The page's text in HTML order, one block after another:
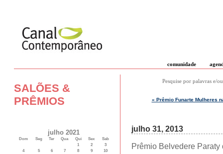
comunidade
SALÕES &
PRÊMIOS
julho 2021
Dom Seg Ter Qua Qui Sex
Sab
1
2
3
4
5 6 7 8 9
10
Pesquise por palavras e/
« Prêmio Funarte Mulheres
julho 31, 2013
Prêmio Belvedere